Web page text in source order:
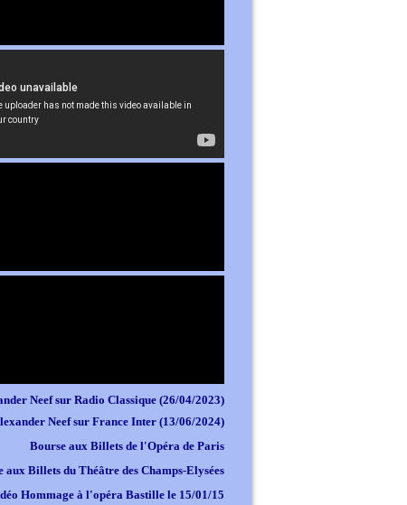
Neef sur Radio Classique (26/04/2023)
Neef sur France Inter (13/06/2024)
Bourse aux Billets de l'Opéra de Paris
aux Billets du Théâtre des Champs-Elysées
Hommage à l'opéra Bastille le 15/01/15